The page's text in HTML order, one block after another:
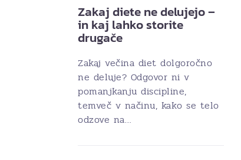
Zakaj diete ne delujejo –
in kaj lahko storite
drugače
Zakaj večina diet dolgoročno
ne deluje? Odgovor ni v
pomanjkanju discipline,
temveč v načinu, kako se telo
odzove na…